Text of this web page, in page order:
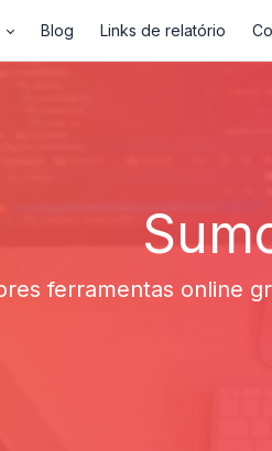
Blog Links de relatório
ferramentas online